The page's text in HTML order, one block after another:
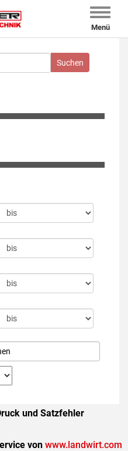
Toggle
Menü
und Satzfehler
von www.landwirt.com